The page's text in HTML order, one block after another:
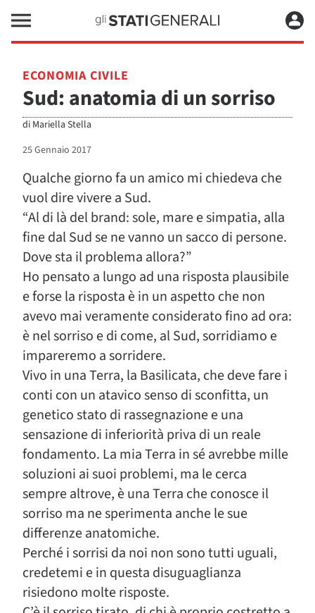
ECONOMIA CIVILE
Sud: anatomia di un sorriso
di Mariella Stella
25 Gennaio 2017
Qualche giorno fa un amico mi chiedeva che
vuol dire vivere a Sud.
“Al di là del brand: sole, mare e simpatia, alla
fine dal Sud se ne vanno un sacco di persone.
Dove sta il problema allora?”
Ho pensato a lungo ad una risposta plausibile
e forse la risposta è in un aspetto che non
avevo mai veramente considerato fino ad ora:
è nel sorriso e di come, al Sud, sorridiamo e
impareremo a sorridere.
Vivo in una Terra, la Basilicata, che deve fare i
conti con un atavico senso di sconfitta, un
genetico stato di rassegnazione e una
sensazione di inferiorità priva di un reale
fondamento. La mia Terra in sé avrebbe mille
soluzioni ai suoi problemi, ma le cerca
sempre altrove, è una Terra che conosce il
sorriso ma ne sperimenta anche le sue
differenze anatomiche.
Perché i sorrisi da noi non sono tutti uguali,
credetemi e in questa disuguaglianza
risiedono molte risposte.